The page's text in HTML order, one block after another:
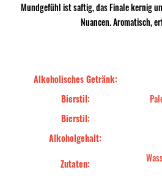
Mundgefühl ist saftig, das Finale kernig
Nuancen. Aromatisch,
Alkoholisches Getränk:
Bierstil:
Bierstil:
Alkoholgehalt:
Zutaten: